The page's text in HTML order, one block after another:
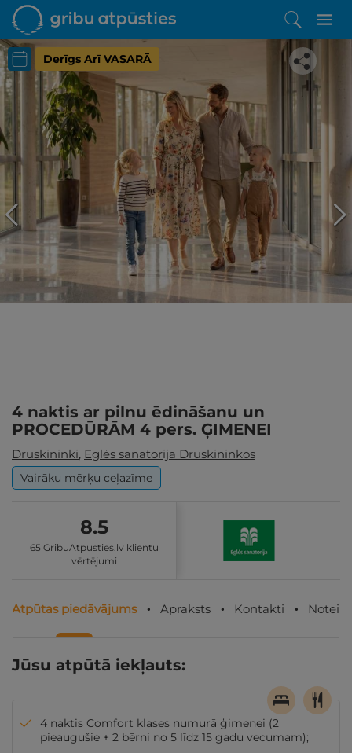
Derīgs Arī VASARĀ
Iepatikās šis piedāvājums?
Līdz brīnišķīgai atpūtai atlikuši tikai daži soļi
PĒRKU
4 naktis ar pilnu ēdināšanu un
PROCEDŪRĀM 4 pers. ĢIMENEI
Druskininki, Eglės sanatorija Druskininkos
Vairāku mērķu ceļazīme
8.5
65 GribuAtpusties.lv klientu
vērtējumi
Atpūtas piedāvājums Apraksts Kontakti
Jūsu atpūtā iekļauts:
4 naktis Comfort klases numurā ģimenei (2
pieaugušie + 2 bērni no 5 līdz 15 gadu vecumam);